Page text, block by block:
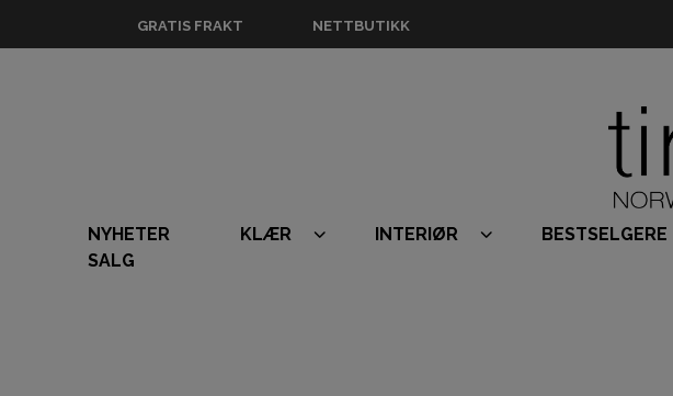
GRATIS FRAKT NETTBUTIKK
NYHETER KLÆR INTERIØR BESTSELGERE
SALG